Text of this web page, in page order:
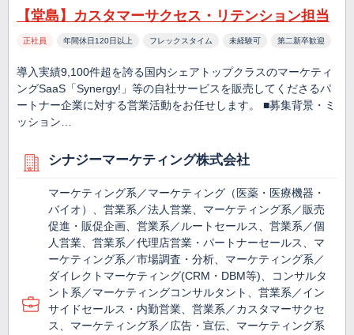
【堂島】カスタマーサクセス・リテンション担当
正社員 年間休日120日以上 フレックスタイム 未経験可 第二新卒歓迎
導入実績9,100件超を誇る国内シェアトップクラスのマーケティ
ングSaaS「Synergy!」等の自社サービスを販売してくださるパ
ートナー企業に対する営業活動をお任せします。 ■募集背景・ミ
ッション…
シナジーマーケティング株式会社
マーケティング系／マーケティング（医薬・医療機器・
バイオ）、営業系／法人営業、マーケティング系／販売
促進・販促企画、営業系／ルートセールス、営業系／個
人営業、営業系／代理店営業・パートナーセールス、マ
ーケティング系／市場調査・分析、マーケティング系／
ダイレクトマーケティング(CRM・DBM等)、コンサルタ
ント系／マーケティングコンサルタント、営業系／イン
サイドセールス・内勤営業、営業系／カスタマーサクセ
ス、マーケティング系／広告・宣伝、マーケティング系